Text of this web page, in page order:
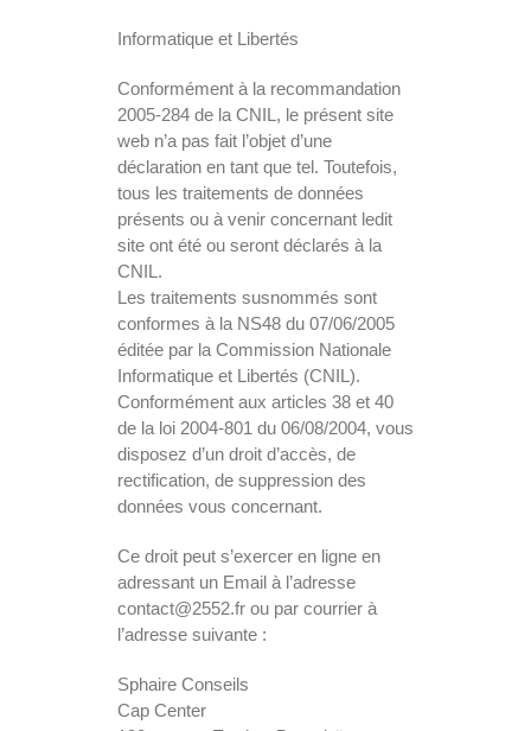
Informatique et Libertés
Conformément à la recommandation
2005-284 de la CNIL, le présent site
web n’a pas fait l’objet d’une
déclaration en tant que tel. Toutefois,
tous les traitements de données
présents ou à venir concernant ledit
site ont été ou seront déclarés à la
CNIL.
Les traitements susnommés sont
conformes à la NS48 du 07/06/2005
éditée par la Commission Nationale
Informatique et Libertés (CNIL).
Conformément aux articles 38 et 40
de la loi 2004-801 du 06/08/2004, vous
disposez d’un droit d’accès, de
rectification, de suppression des
données vous concernant.
Ce droit peut s’exercer en ligne en
adressant un Email à l’adresse
contact@2552.fr ou par courrier à
l’adresse suivante :
Sphaire Conseils
Cap Center